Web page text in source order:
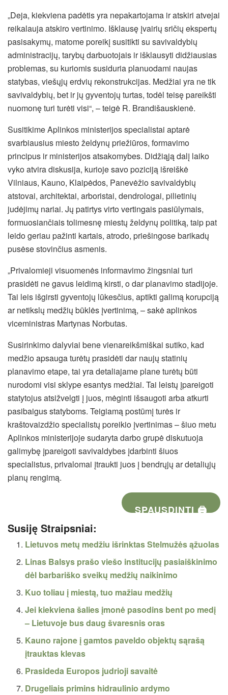
„Deja, kiekviena padėtis yra nepakartojama ir atskiri atvejai
reikalauja atskiro vertinimo. Išklausę įvairių sričių ekspertų
pasisakymų, matome poreikį susitikti su savivaldybių
administracijų, tarybų darbuotojais ir išklausyti didžiausias
problemas, su kuriomis susiduria planuodami naujas
statybas, viešųjų erdvių rekonstrukcijas. Medžiai yra ne tik
savivaldybių, bet ir jų gyventojų turtas, todėl teisę pareikšti
nuomonę turi turėti visi“, – teigė R. Brandišauskienė.
Susitikime Aplinkos ministerijos specialistai aptarė
svarbiausius miesto želdynų priežiūros, formavimo
principus ir ministerijos atsakomybes. Didžiąją dalį laiko
vyko atvira diskusija, kurioje savo poziciją išreiškė
Vilniaus, Kauno, Klaipėdos, Panevėžio savivaldybių
atstovai, architektai, arboristai, dendrologai, pilietinių
judėjimų nariai. Jų patirtys virto vertingais pasiūlymais,
formuosiančiais tolimesnę miestų želdynų politiką, taip pat
leido geriau pažinti kartais, atrodo, priešingose barikadų
pusėse stovinčius asmenis.
„Privalomieji visuomenės informavimo žingsniai turi
prasidėti ne gavus leidimą kirsti, o dar planavimo stadijoje.
Tai leis išgirsti gyventojų lūkesčius, aptikti galimą korupciją
ar netikslų medžių būklės įvertinimą, – sakė aplinkos
viceministras Martynas Norbutas.
Susirinkimo dalyviai bene vienareikšmiškai sutiko, kad
medžio apsauga turėtų prasidėti dar naujų statinių
planavimo etape, tai yra detaliajame plane turėtų būti
nurodomi visi sklype esantys medžiai. Tai leistų įpareigoti
statytojus atsižvelgti į juos, mėginti išsaugoti arba atkurti
pasibaigus statyboms. Teigiamą postūmį turės ir
kraštovaizdžio specialistų poreikio įvertinimas – šiuo metu
Aplinkos ministerijoje sudaryta darbo grupė diskutuoja
galimybę įpareigoti savivaldybes įdarbinti šiuos
specialistus, privalomai įtraukti juos į bendrųjų ar detaliųjų
planų rengimą.
SPAUSDINTI 🖨
Susiję Straipsniai:
Lietuvos metų medžiu išrinktas Stelmužės ąžuolas
Linas Balsys prašo viešo institucijų pasiaiškinimo
dėl barbariško sveikų medžių naikinimo
Kuo toliau į miestą, tuo mažiau medžių
Jei kiekviena šalies įmonė pasodins bent po medį
– Lietuvoje bus daug švaresnis oras
Kauno rajone į gamtos paveldo objektų sąrašą
įtrauktas klevas
Prasideda Europos judrioji savaitė
Drugeliais primins hidraulinio ardymo